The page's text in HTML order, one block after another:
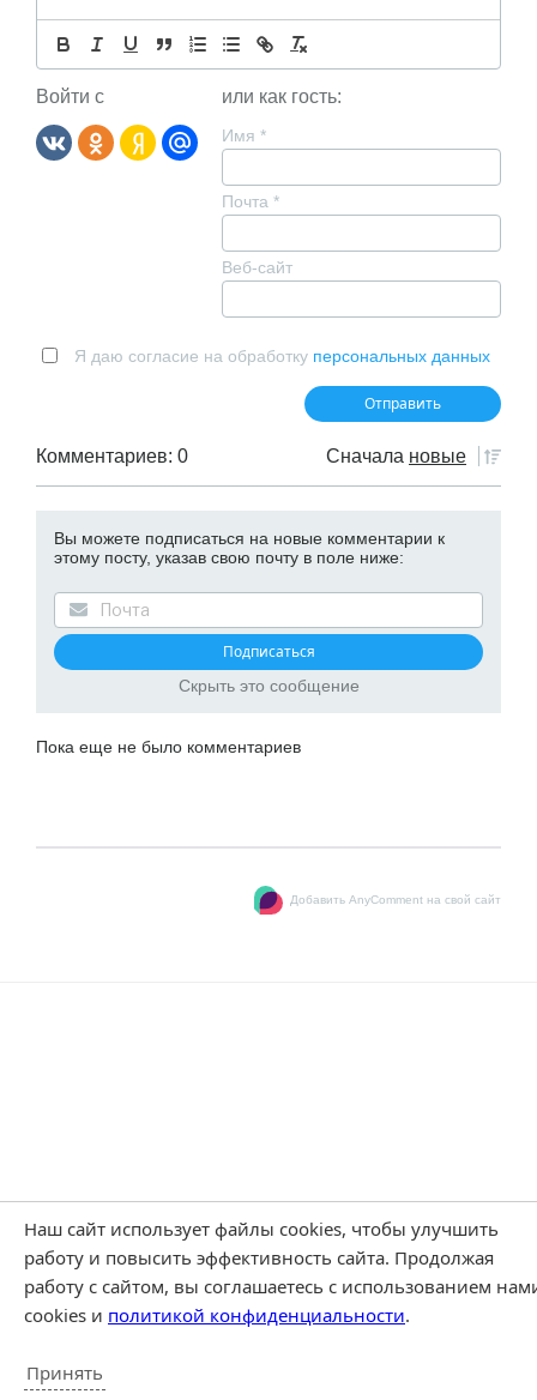
Войти с или как гость:
Имя *
Почта *
Веб-сайт
Я даю согласие на обработку персональных данных
Комментариев: 0 Сначала новые
Вы можете подписаться на новые комментарии к
этому посту, указав свою почту в поле ниже:
Скрыть это сообщение
Пока еще не было комментариев
Добавить AnyComment на свой сайт
Наш сайт использует файлы cookies, чтобы улучшить
работу и повысить эффективность сайта. Продолжая
работу с сайтом, вы соглашаетесь с использованием
cookies и политикой конфиденциальности.
Принять